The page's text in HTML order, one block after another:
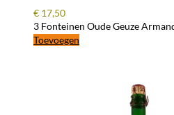
€ 17,50
3 Fonteinen Oude Geuze
Toevoegen